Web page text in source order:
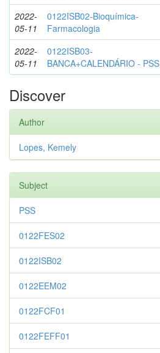
2022-
05-11
0122ISB02-Bioquímica-
Farmacologia
2022-
05-11
0122ISB03-
BANCA+CALENDÁRIO - PSS
Discover
Author
Lopes, Kemely
Subject
PSS
0122FES02
0122ISB02
0122EEM02
0122FCF01
0122FEFF01